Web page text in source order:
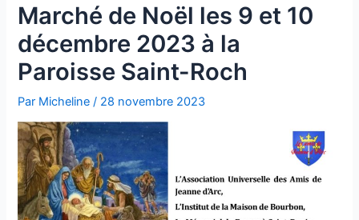
Marché de Noël les 9 et 10
décembre 2023 à la
Paroisse Saint-Roch
Par Micheline/ 28 novembre 2023